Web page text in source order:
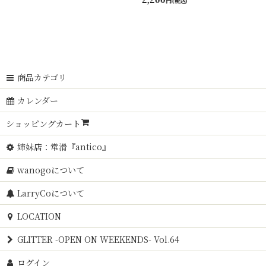
商品カテゴリ
カレンダー
ショッピングカート
姉妹店：常滑『antico』
wanogoについて
LarryCoについて
LOCATION
GLITTER -OPEN ON WEEKENDS- Vol.64
ログイン